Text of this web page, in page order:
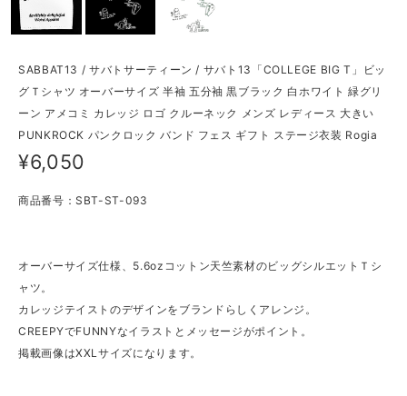
SABBAT13 / サバトサーティーン / サバト13「COLLEGE BIG T」ビッ
グＴシャツ オーバーサイズ 半袖 五分袖 黒ブラック 白ホワイト 緑グリ
ーン アメコミ カレッジ ロゴ クルーネック メンズ レディース 大きい
PUNKROCK パンクロック バンド フェス ギフト ステージ衣装 Rogia
¥6,050
商品番号：SBT-ST-093
オーバーサイズ仕様、5.6ozコットン天竺素材のビッグシルエットＴシ
ャツ。
カレッジテイストのデザインをブランドらしくアレンジ。
CREEPYでFUNNYなイラストとメッセージがポイント。
掲載画像はXXLサイズになります。